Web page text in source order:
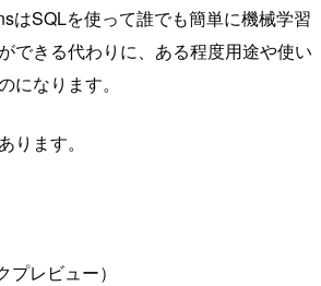
はSQLを使って誰でも簡単に機械学習
できる代わりに、ある程度用途や使い
になります。
ります。
レビュー）